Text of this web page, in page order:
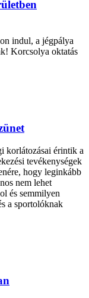
indul, a jégpálya
Korcsolya oktatás
korlátozásai érintik a
tevékenységek
hogy leginkább
nem lehet
és semmilyen
a sportolóknak